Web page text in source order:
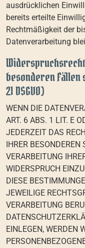
ausdrücklichen
bereits erteilte
Rechtmäßigkeit der
Datenverarbeitung
besonderen
21 DSGVO)
WENN DIE
ART. 6 ABS. 1 LIT. E
JEDERZEIT DAS
IHRER BESONDEREN
VERARBEITUNG
WIDERSPRUCH
DIESE
JEWEILIGE
VERARBEITUNG
EINLEGEN, WERDEN